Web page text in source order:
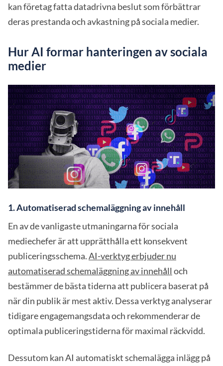
kan företag fatta datadrivna beslut som förbättrar
deras prestanda och avkastning på sociala medier.
Hur AI formar hanteringen av sociala
medier
1. Automatiserad schemaläggning av innehåll
En av de vanligaste utmaningarna för sociala
mediechefer är att upprätthålla ett konsekvent
publiceringsschema.AI-verktyg erbjuder nu
automatiserad schemaläggning av innehåll och
bestämmer de bästa tiderna att publicera baserat på
när din publik är mest aktiv. Dessa verktyg analyserar
tidigare engagemangsdata och rekommenderar de
optimala publiceringstiderna för maximal räckvidd.
Dessutom kan AI automatiskt schemalägga inlägg på